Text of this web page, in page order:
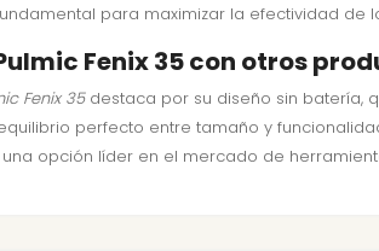
para maximizar la efectividad de
Fenix 35 con otros
Fenix 35destaca por su diseño sin batería,
perfecto entre tamaño y
opción líder en el mercado de